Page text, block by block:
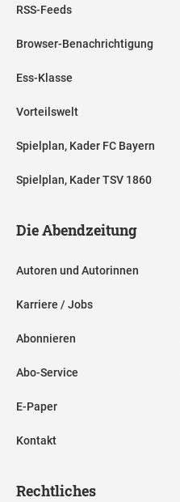
RSS-Feeds
Browser-Benachrichtigung
Ess-Klasse
Vorteilswelt
Spielplan, Kader FC Bayern
Spielplan, Kader TSV 1860
Die Abendzeitung
Autoren und Autorinnen
Karriere / Jobs
Abonnieren
Abo-Service
E-Paper
Kontakt
Rechtliches